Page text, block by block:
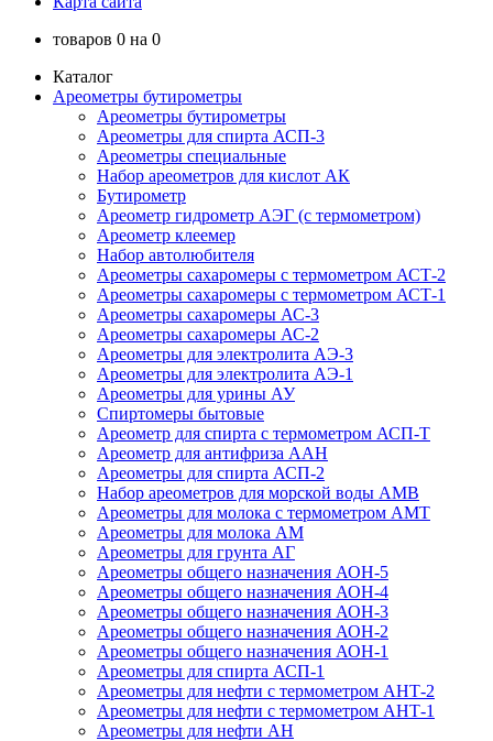
товаров 0 на 0
Каталог
Ареометры бутирометры
Ареометры бутирометры
Ареометры для спирта АСП-3
Ареометры специальные
Набор ареометров для кислот АК
Бутирометр
Ареометр гидрометр АЭГ (с термометром)
Ареометр клеемер
Набор автолюбителя
Ареометры сахаромеры с термометром АСТ-2
Ареометры сахаромеры с термометром АСТ-1
Ареометры сахаромеры АС-3
Ареометры сахаромеры АС-2
Ареометры для электролита АЭ-3
Ареометры для электролита АЭ-1
Ареометры для урины АУ
Спиртомеры бытовые
Ареометр для спирта с термометром АСП-Т
Ареометр для антифриза ААН
Ареометры для спирта АСП-2
Набор ареометров для морской воды АМВ
Ареометры для молока с термометром АМТ
Ареометры для молока АМ
Ареометры для грунта АГ
Ареометры общего назначения АОН-5
Ареометры общего назначения АОН-4
Ареометры общего назначения АОН-3
Ареометры общего назначения АОН-2
Ареометры общего назначения АОН-1
Ареометры для спирта АСП-1
Ареометры для нефти с термометром АНТ-2
Ареометры для нефти с термометром АНТ-1
Ареометры для нефти АН